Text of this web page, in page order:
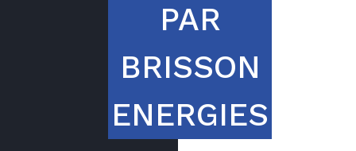
PAR
BRISSON
ENERGIES